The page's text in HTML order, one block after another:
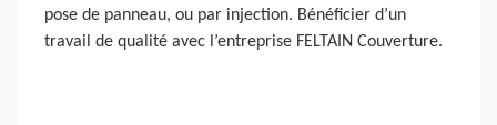
pose de panneau, ou par injection. Bénéficier d’un
travail de qualité avec l’entreprise FELTAIN Couverture.